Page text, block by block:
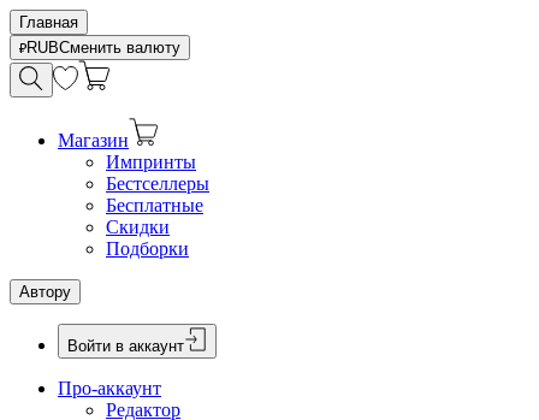
Главная
RUBСменить валюту
Магазин
Импринты
Бестселлеры
Бесплатные
Скидки
Подборки
Автору
Войти в аккаунт
Про-аккаунт
Редактор